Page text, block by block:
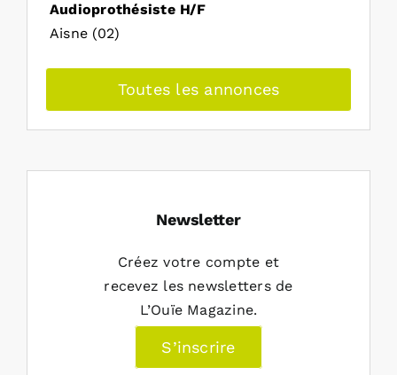
Audioprothésiste H/F
Aisne (02)
Toutes les annonces
Newsletter
Créez votre compte et
recevez les newsletters de
L’Ouïe Magazine.
S’inscrire